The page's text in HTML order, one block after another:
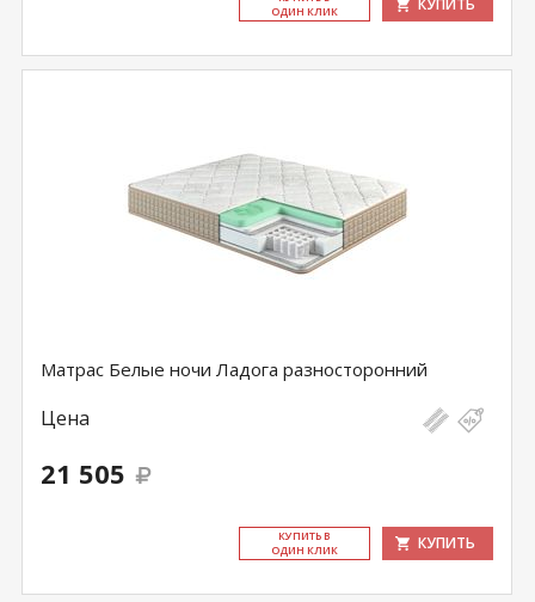
ОДИН КЛИК
КУПИТЬ
Матрас Белые ночи Ладога разносторонний
Цена
21 505
КУ­ПИТЬ В
ОДИН КЛИК
КУПИТЬ